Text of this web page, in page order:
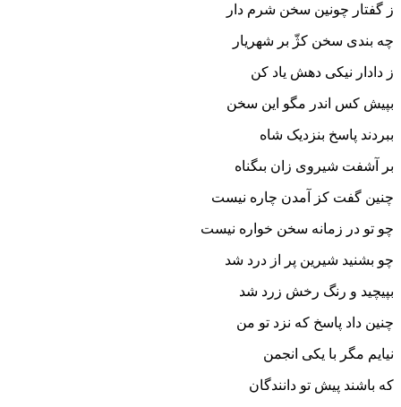
ز گفتار چونین سخن شرم دار
چه بندى سخن کژّ بر شهریار
ز دادار نیکى دهش یاد کن
بپیش کس اندر مگو این سخن‏
ببردند پاسخ بنزدیک شاه
بر آشفت شیروى زان بى‏گناه‏
چنین گفت کز آمدن چاره نیست
چو تو در زمانه سخن خواره نیست‏
چو بشنید شیرین پر از درد شد
بپیچید و رنگ رخش زرد شد
چنین داد پاسخ که نزد تو من
نیایم مگر با یکى انجمن‏
که باشند پیش تو دانندگان